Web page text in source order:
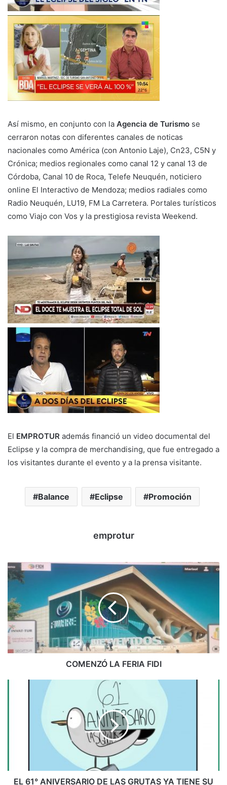
Así mismo, en conjunto con la Agencia de Turismo se
cerraron notas con diferentes canales de noticas
nacionales como América (con Antonio Laje), Cn23, C5N y
Crónica; medios regionales como canal 12 y canal 13 de
Córdoba, Canal 10 de Roca, Telefe Neuquén, noticiero
online El Interactivo de Mendoza; medios radiales como
Radio Neuquén, LU19, FM La Carretera. Portales turísticos
como Viajo con Vos y la prestigiosa revista Weekend.
El EMPROTUR además financió un video documental del
Eclipse y la compra de merchandising, que fue entregado a
los visitantes durante el evento y a la prensa visitante.
Balance Eclipse Promoción
emprotur
COMENZÓ LA FERIA FIDI
EL 61° ANIVERSARIO DE LAS GRUTAS YA TIENE SU